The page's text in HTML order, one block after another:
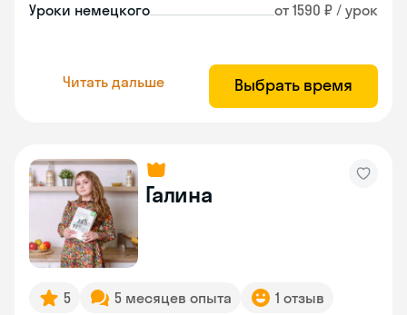
Уроки немецкого от 1590 ₽ / урок
Читать дальше Выбрать время
Галина
5 5 месяцев опыта 1 отзыв